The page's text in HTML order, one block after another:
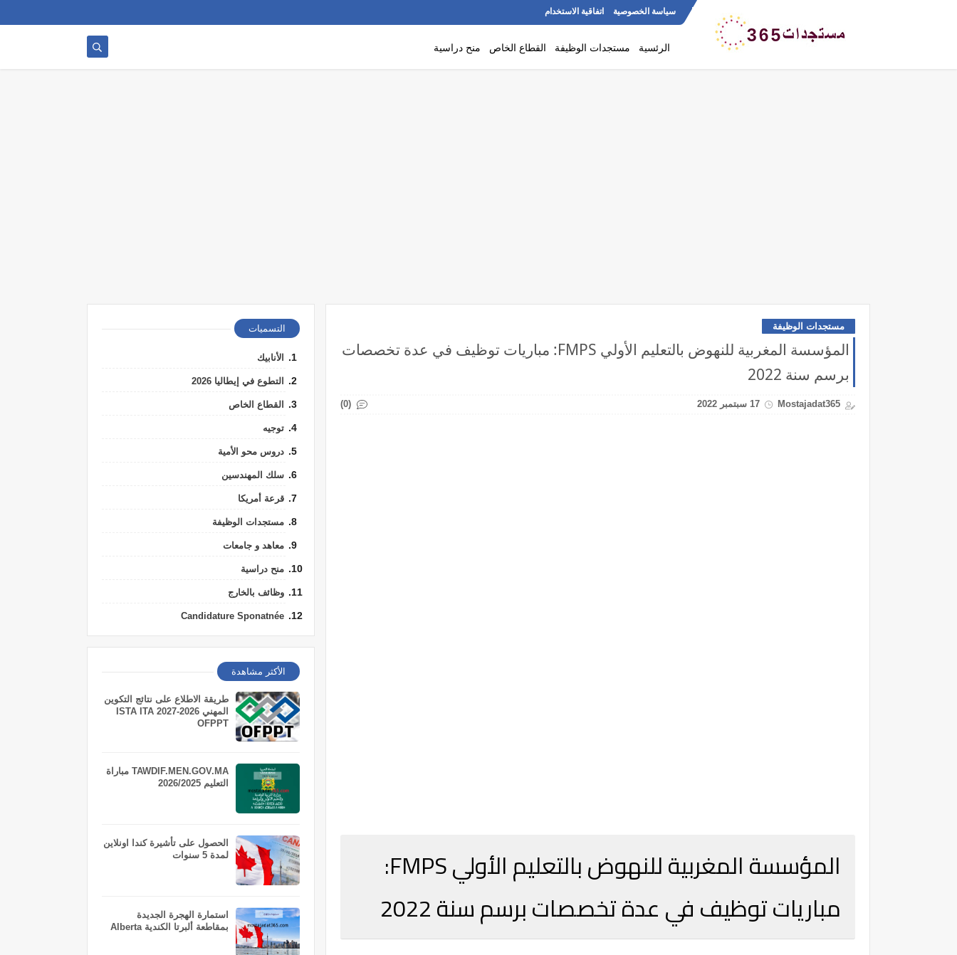
سياسة الخصوصية اتفاقية الاستخدام
الرئسية مستجدات الوظيفة القطاع الخاص منح دراسية
مستجدات الوظيفة
المؤسسة المغربية للنهوض بالتعليم الأولي FMPS: مباريات توظيف في عدة تخصصات
برسم سنة 2022
Mostajadat365 17 سبتمبر 2022 (0)
المؤسسة المغربية للنهوض بالتعليم الأولي FMPS:
مباريات توظيف في عدة تخصصات برسم سنة 2022
التسميات
الأنابيك
التطوع في إيطاليا 2026
القطاع الخاص
توجيه
دروس محو الأمية
سلك المهندسين
قرعة أمريكا
مستجدات الوظيفة
معاهد و جامعات
منح دراسية
وظائف بالخارج
Candidature Sponatnée
الأكثر مشاهدة
طريقة الاطلاع على نتائج التكوين
المهني 2026-2027 ISTA ITA
OFPPT
TAWDIF.MEN.GOV.MA مباراة
التعليم 2026/2025
الحصول على تأشيرة كندا اونلاين
لمدة 5 سنوات
استمارة الهجرة الجديدة
بمقاطعة ألبرتا الكندية Alberta